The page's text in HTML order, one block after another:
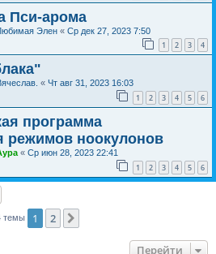
Пси-арома
Элен « Ср дек 27, 2023 7:50
1 2 3 4
« Чт авг 31, 2023 16:03
1 2 3 4 5 6
программа
режимов ноокулонов
« Ср июн 28, 2023 22:41
1 2 3 4 5 6
темы 1 2
Перейти